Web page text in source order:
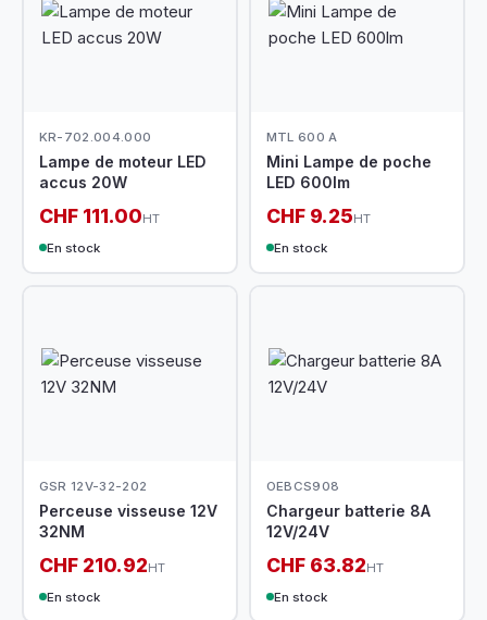
KR-702.004.000
Lampe de moteur LED
accus 20W
CHF 111.00HT
En stock
MTL 600 A
Mini Lampe de poche
LED 600lm
CHF 9.25HT
En stock
GSR 12V-32-202
Perceuse visseuse 12V
32NM
CHF 210.92HT
En stock
OEBCS908
Chargeur batterie 8A
12V/24V
CHF 63.82HT
En stock